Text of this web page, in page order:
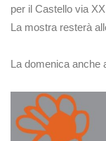
per il Castello via
La mostra resterà
La domenica anche